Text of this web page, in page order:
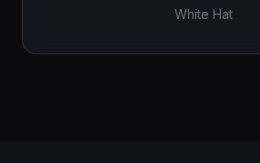
White Hat